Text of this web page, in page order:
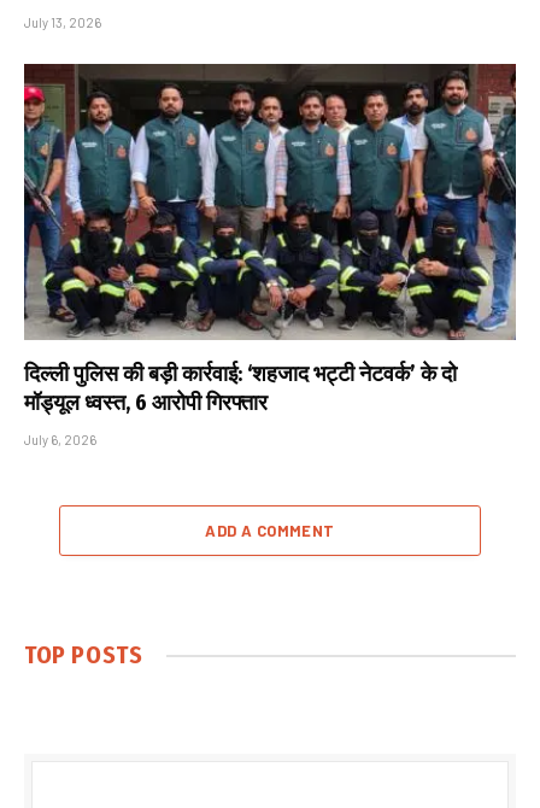
July 13, 2026
दिल्ली पुलिस की बड़ी कार्रवाई: ‘शहजाद भट्टी नेटवर्क’ के दो
मॉड्यूल ध्वस्त, 6 आरोपी गिरफ्तार
July 6, 2026
ADD A COMMENT
TOP POSTS